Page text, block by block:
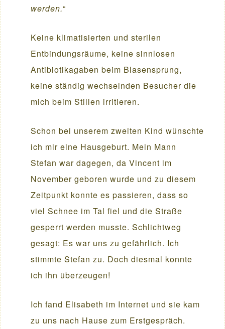
werden.“
Keine klimatisierten und sterilen
Entbindungsräume, keine sinnlosen
Antibiotikagaben beim Blasensprung,
keine ständig wechselnden Besucher die
mich beim Stillen irritieren.
Schon bei unserem zweiten Kind wünschte
ich mir eine Hausgeburt. Mein Mann
Stefan war dagegen, da Vincent im
November geboren wurde und zu diesem
Zeitpunkt konnte es passieren, dass so
viel Schnee im Tal fiel und die Straße
gesperrt werden musste. Schlichtweg
gesagt: Es war uns zu gefährlich. Ich
stimmte Stefan zu. Doch diesmal konnte
ich ihn überzeugen!
Ich fand Elisabeth im Internet und sie kam
zu uns nach Hause zum Erstgespräch.